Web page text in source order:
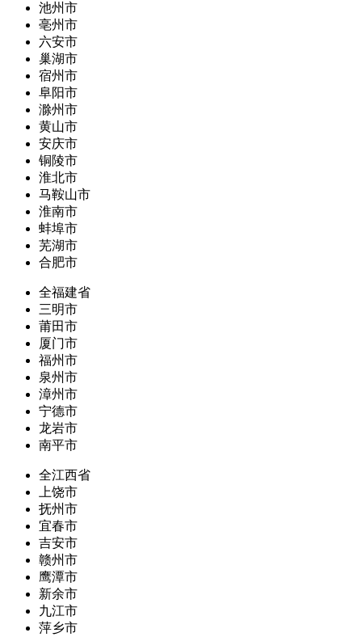
池州市
亳州市
六安市
巢湖市
宿州市
阜阳市
滁州市
黄山市
安庆市
铜陵市
淮北市
马鞍山市
淮南市
蚌埠市
芜湖市
合肥市
全福建省
三明市
莆田市
厦门市
福州市
泉州市
漳州市
宁德市
龙岩市
南平市
全江西省
上饶市
抚州市
宜春市
吉安市
赣州市
鹰潭市
新余市
九江市
萍乡市